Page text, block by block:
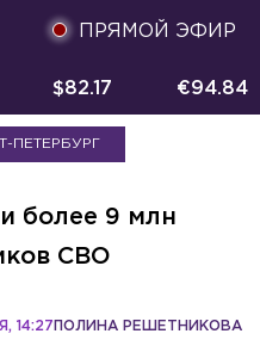
ПРЯМОЙ ЭФИР
$82.17 €94.84
ПЕТЕРБУРГ
более 9 млн
СВО
ПОЛИНА РЕШЕТНИКОВА
14:27